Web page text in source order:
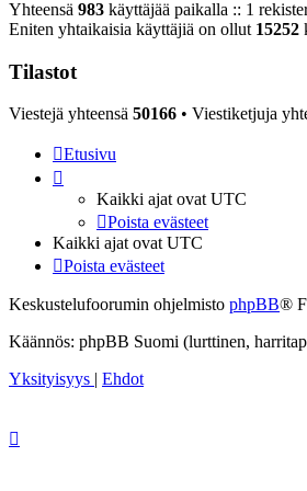
Yhteensä 983 käyttäjää paikalla :: 1
Eniten yhtaikaisia käyttäjiä on ollut 15252
Tilastot
Viestejä yhteensä 50166 • Viestiketjuja
Etusivu
Kaikki ajat ovat UTC
Poista evästeet
Kaikki ajat ovat UTC
Poista evästeet
Keskustelufoorumin ohjelmisto phpBB®
Käännös: phpBB Suomi (lurttinen,
Yksityisyys | Ehdot